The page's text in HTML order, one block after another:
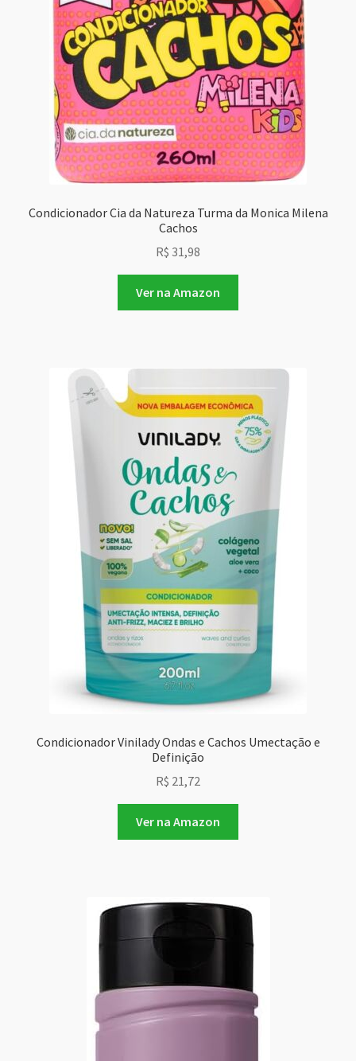
Condicionador Cia da Natureza Turma da Monica Milena
Cachos
R$ 31,98
Ver na Amazon
Condicionador Vinilady Ondas e Cachos Umectação e
Definição
R$ 21,72
Ver na Amazon